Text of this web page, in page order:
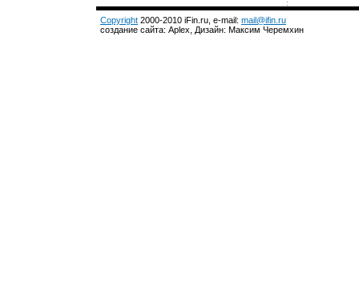
Copyright 2000-2010 iFin.ru, e-mail: mail@ifin.ru
создание сайта: Aplex, Дизайн: Максим Черемхин